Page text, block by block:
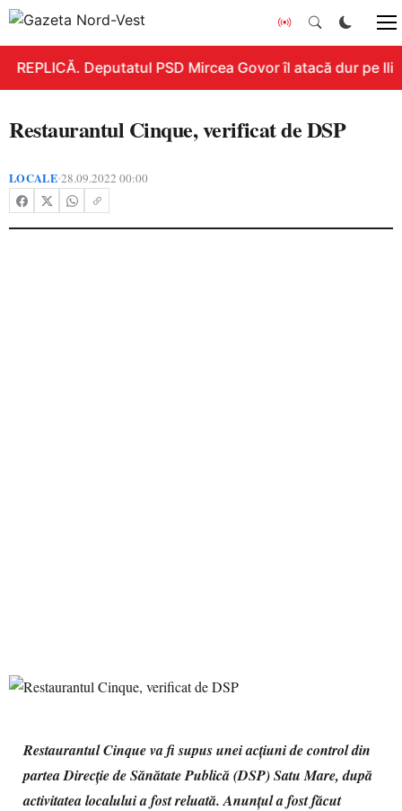
REPLICĂ. Deputatul PSD Mircea Govor îl atacă dur pe
Restaurantul Cinque, verificat de DSP
LOCALE•28.09.2022 00:00
Restaurantul Cinque va fi supus unei acțiuni de control din
partea Direcție de Sănătate Publică (DSP) Satu Mare, după
activitatea localului a fost reluată. Anunțul a fost făcut